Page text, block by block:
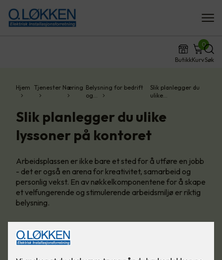
ButikkKurv
0
Søk
Hjem Tjenester Næring Belysning for bedrift
og…
Slik planlegger du
ulike…
Slik planlegger du ulike
lyssoner på kontoret
Arbeidsplassen er ikke bare et sted for å utføre en jobb
- det er også en arena for kreativitet, samarbeid og
personlig vekst. En av nøkkelkomponentene for å skape
et velfungerende og stimulerende arbeidsmiljø er riktig
belysning.